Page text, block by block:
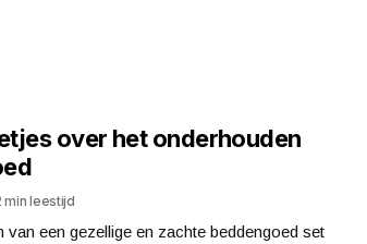
over het onderhouden
min leestijd
van een gezellige en zachte beddengoed set